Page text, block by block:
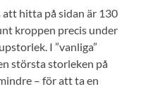
hitta på sidan är 130
kroppen precis under
I ”vanliga”
största storleken på
– för att ta en